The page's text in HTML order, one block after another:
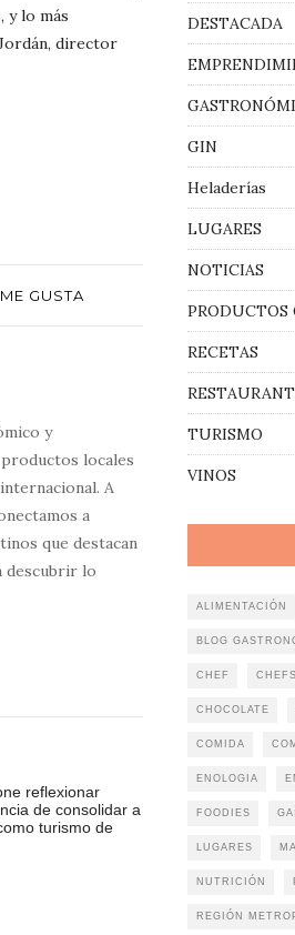
y lo más
director
GUSTA
y
locales
A
a
que destacan
descubrir lo
reflexionar
de consolidar a
turismo de
DESTACADA
GIN
Heladerías
LUGARES
NOTICIAS
PRODUCTOS
RECETAS
TURISMO
VINOS
ALIMENTACIÓN
BLOG
CHEF CHEFS
CHOCOLATE
COMIDA
ENOLOGIA
FOODIES
LUGARES
NUTRICIÓN
REGIÓN